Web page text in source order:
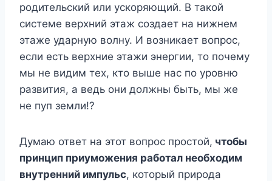
родительский или ускоряющий. В такой
системе верхний этаж создает на нижнем
этаже ударную волну. И возникает вопрос,
если есть верхние этажи энергии, то почему
мы не видим тех, кто выше нас по уровню
развития, а ведь они должны быть, мы же
не пуп земли!?
Думаю ответ на этот вопрос простой, чтобы
принцип приуможения работал необходим
внутренний импульс, который природа